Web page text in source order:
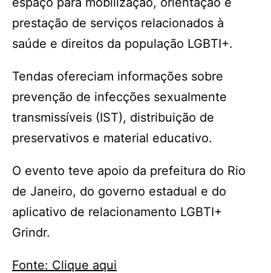
prestação de serviços relacionados à
saúde e direitos da população LGBTI+.
Tendas ofereciam informações sobre
prevenção de infecções sexualmente
transmissíveis (IST), distribuição de
preservativos e material educativo.
O evento teve apoio da prefeitura do Rio
de Janeiro, do governo estadual e do
aplicativo de relacionamento LGBTI+
Grindr.
Fonte: Clique aqui